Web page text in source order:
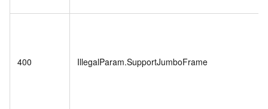
400 IllegalParam.SupportJumboFrame